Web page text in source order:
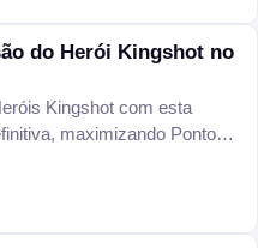
do Herói Kingshot no
Kingshot com esta
maximizando Pontos